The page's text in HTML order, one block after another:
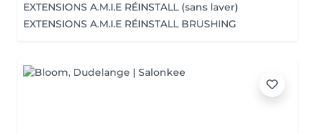
EXTENSIONS A.M.I.E RÉINSTALL (sans laver)
EXTENSIONS A.M.I.E RÉINSTALL BRUSHING